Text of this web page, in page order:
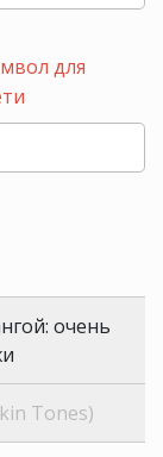
для
очень
Tones)